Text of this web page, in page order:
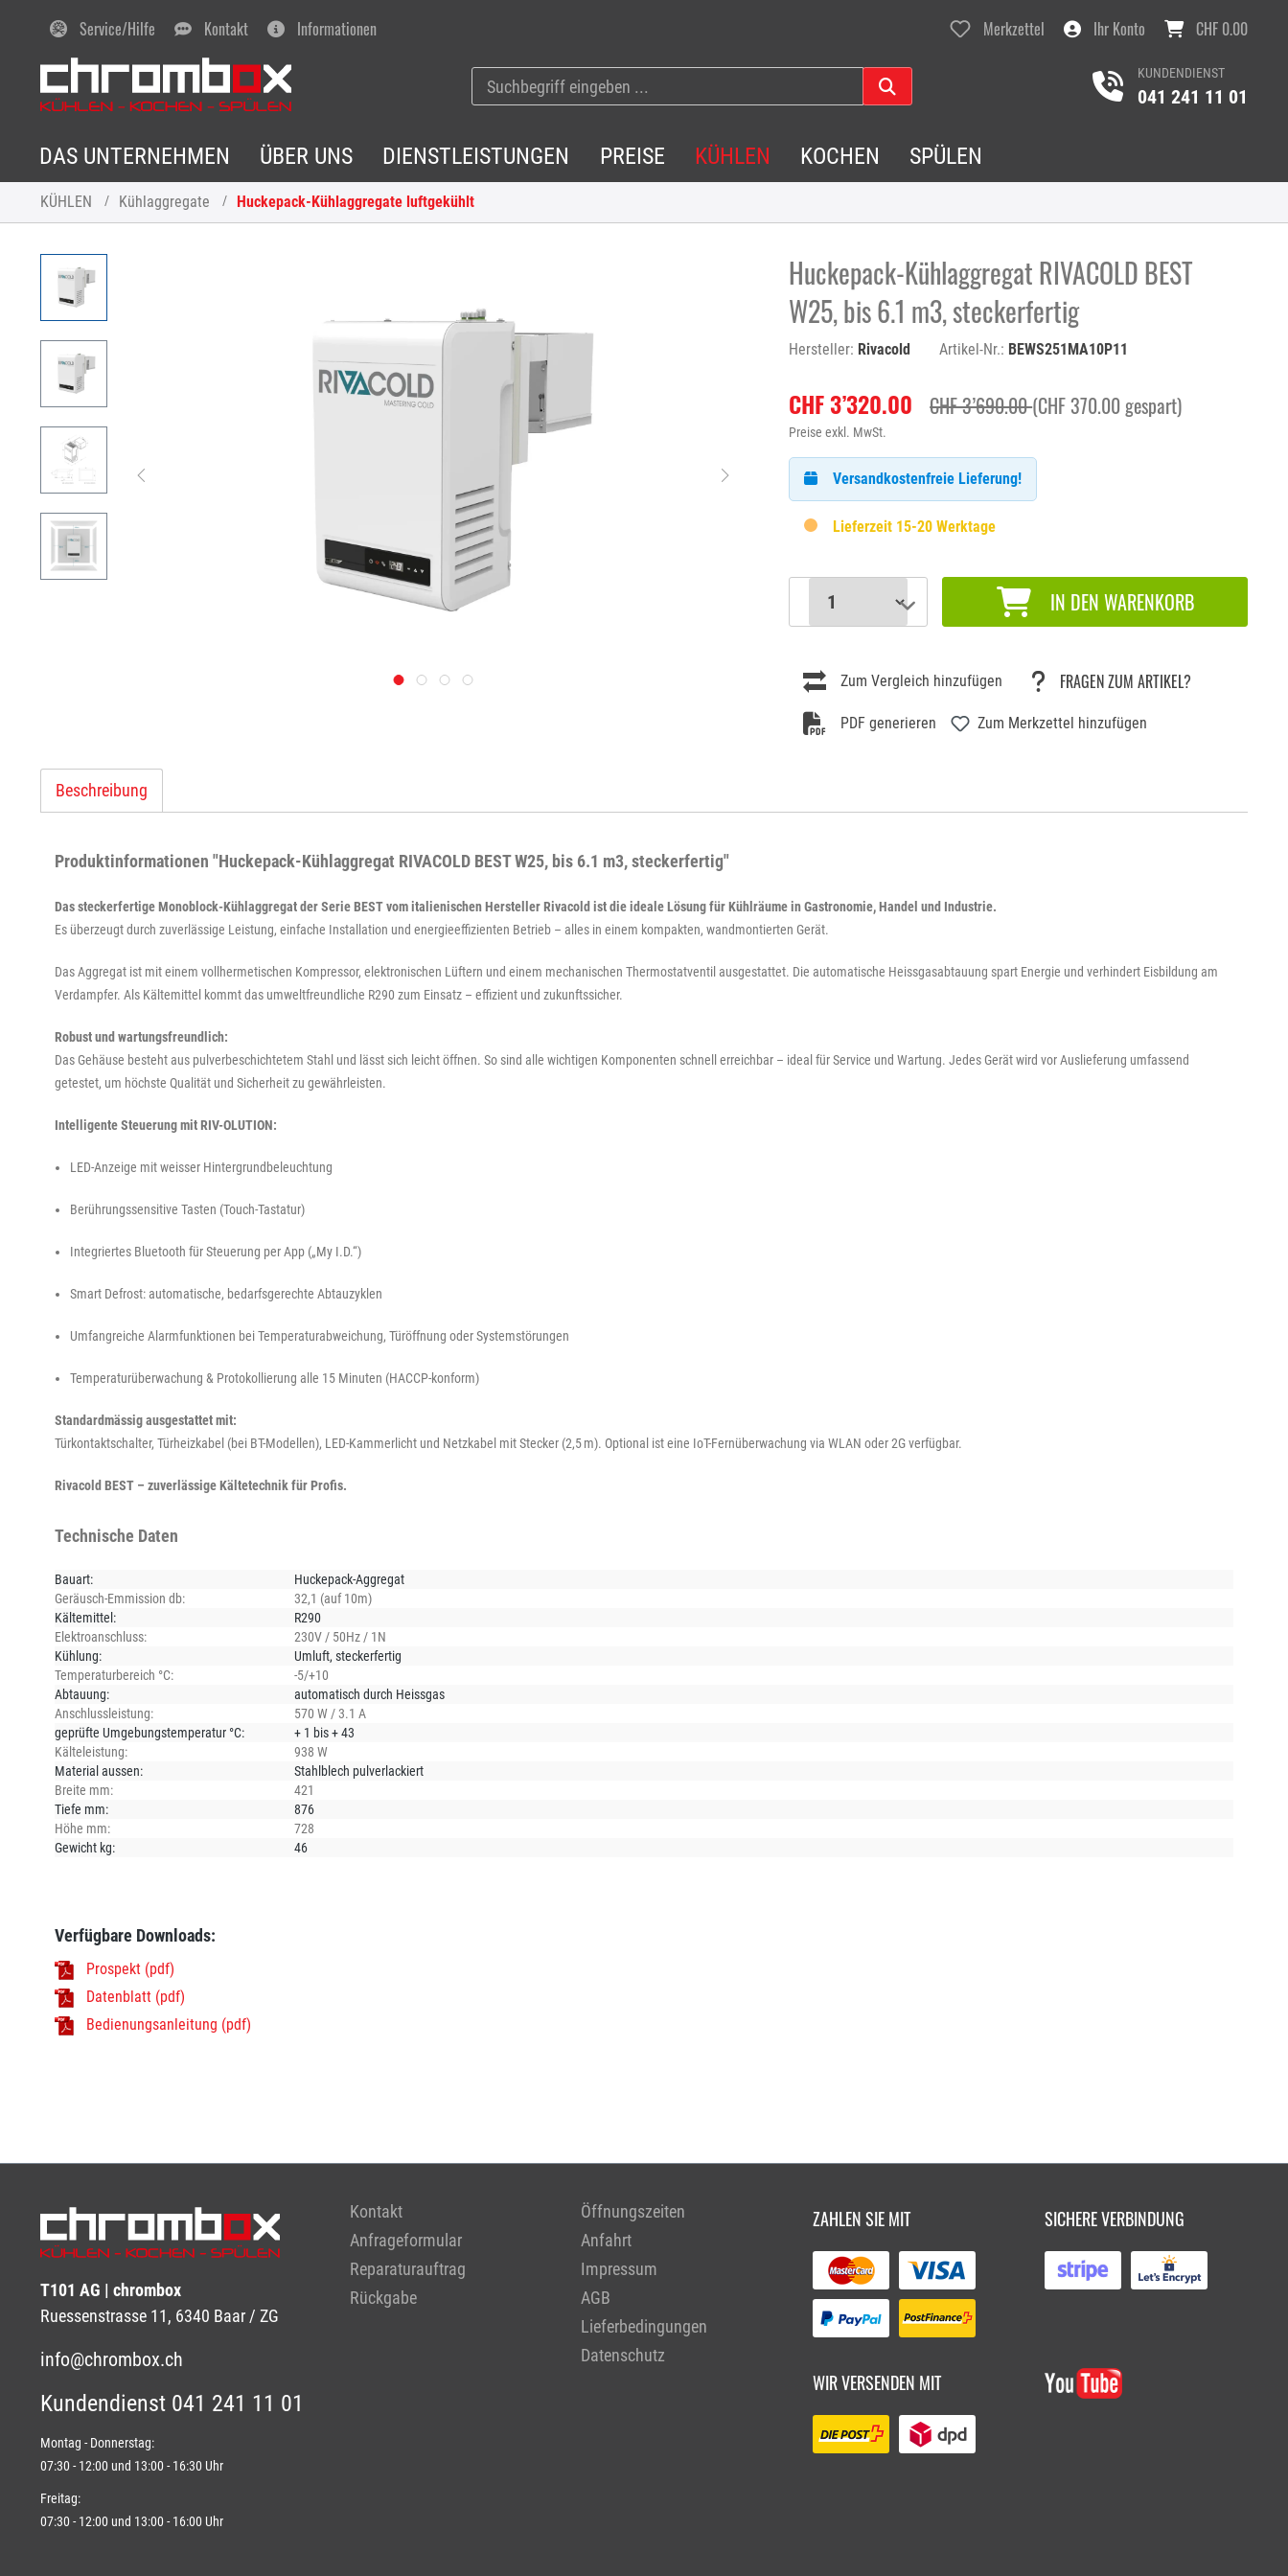
Service/Hilfe Kontakt Informationen Merkzettel Ihr Konto CHF 0.00
KUNDENDIENST
041 241 11 01
DAS UNTERNEHMEN ÜBER UNS DIENSTLEISTUNGEN PREISE KÜHLEN KOCHEN SPÜLEN
KÜHLEN Kühlaggregate Huckepack-Kühlaggregate luftgekühlt
Huckepack-Kühlaggregat RIVACOLD BEST
W25, bis 6.1 m3, steckerfertig
Hersteller: Rivacold Artikel-Nr.: BEWS251MA10P11
CHF 3’320.00 CHF 3’690.00(CHF 370.00 gespart)
Preise exkl. MwSt.
Versandkostenfreie Lieferung!
Lieferzeit 15-20 Werktage
IN DEN WARENKORB
Zum Vergleich hinzufügen FRAGEN ZUM ARTIKEL?
PDF generieren Zum Merkzettel hinzufügen
Verfügbare Downloads:
Prospekt (pdf)
Datenblatt (pdf)
Bedienungsanleitung (pdf)
Beschreibung
Produktinformationen "Huckepack-Kühlaggregat RIVACOLD BEST W25, bis 6.1 m3, steckerfertig"
Das steckerfertige Monoblock-Kühlaggregat der Serie BEST vom italienischen Hersteller Rivacold ist die ideale Lösung für Kühlräume in Gastronomie, Handel und Industrie.
Es überzeugt durch zuverlässige Leistung, einfache Installation und energieeffizienten Betrieb – alles in einem kompakten, wandmontierten Gerät.
Das Aggregat ist mit einem vollhermetischen Kompressor, elektronischen Lüftern und einem mechanischen Thermostatventil ausgestattet. Die automatische Heissgasabtauung spart Energie und verhindert Eisbildung am
Verdampfer. Als Kältemittel kommt das umweltfreundliche R290 zum Einsatz – effizient und zukunftssicher.
Robust und wartungsfreundlich:
Das Gehäuse besteht aus pulverbeschichtetem Stahl und lässt sich leicht öffnen. So sind alle wichtigen Komponenten schnell erreichbar – ideal für Service und Wartung. Jedes Gerät wird vor Auslieferung umfassend
getestet, um höchste Qualität und Sicherheit zu gewährleisten.
Intelligente Steuerung mit RIV-OLUTION:
LED-Anzeige mit weisser Hintergrundbeleuchtung
Berührungssensitive Tasten (Touch-Tastatur)
Integriertes Bluetooth für Steuerung per App („My I.D.“)
Smart Defrost: automatische, bedarfsgerechte Abtauzyklen
Umfangreiche Alarmfunktionen bei Temperaturabweichung, Türöffnung oder Systemstörungen
Temperaturüberwachung & Protokollierung alle 15 Minuten (HACCP-konform)
Standardmässig ausgestattet mit:
Türkontaktschalter, Türheizkabel (bei BT-Modellen), LED-Kammerlicht und Netzkabel mit Stecker (2,5 m). Optional ist eine IoT-Fernüberwachung via WLAN oder 2G verfügbar.
Rivacold BEST – zuverlässige Kältetechnik für Profis.
Technische Daten
Bauart:
Huckepack-Aggregat
Geräusch-Emmission db:
32,1 (auf 10m)
Kältemittel:
R290
Elektroanschluss:
230V / 50Hz / 1N
Kühlung:
Umluft, steckerfertig
Temperaturbereich °C:
-5/+10
Abtauung:
automatisch durch Heissgas
Anschlussleistung:
570 W / 3.1 A
geprüfte Umgebungstemperatur °C:
+ 1 bis + 43
Kälteleistung:
938 W
Material aussen:
Stahlblech pulverlackiert
Breite mm:
421
Tiefe mm:
876
Höhe mm:
728
Gewicht kg:
46
T101 AG | chrombox
Ruessenstrasse 11, 6340 Baar / ZG
info@chrombox.ch
Kundendienst 041 241 11 01
Montag - Donnerstag:
07:30 - 12:00 und 13:00 - 16:30 Uhr
Freitag:
07:30 - 12:00 und 13:00 - 16:00 Uhr
Kontakt
Anfrageformular
Reparaturauftrag
Rückgabe
Öffnungszeiten
Anfahrt
Impressum
AGB
Lieferbedingungen
Datenschutz
ZAHLEN SIE MIT
WIR VERSENDEN MIT
SICHERE VERBINDUNG